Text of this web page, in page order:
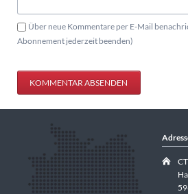
Über neue Kommentare per E-Mail
Abonnement jederzeit beenden)
KOMMENTAR ABSENDEN